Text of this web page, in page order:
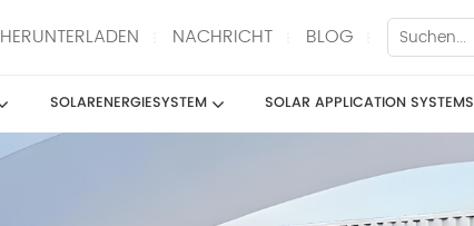
HERUNTERLADEN NACHRICHT BLOG
SOLARENERGIESYSTEM SOLAR APPLICATION SYSTEMS